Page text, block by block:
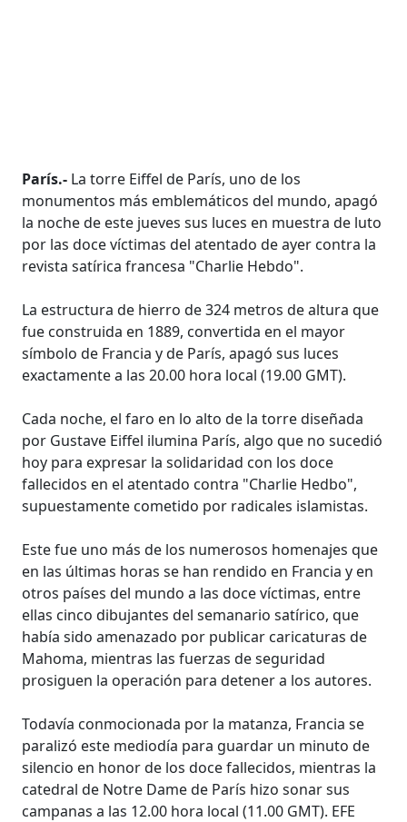
París.- La torre Eiffel de París, uno de los
monumentos más emblemáticos del mundo, apagó
la noche de este jueves sus luces en muestra de luto
por las doce víctimas del atentado de ayer contra la
revista satírica francesa "Charlie Hebdo".
La estructura de hierro de 324 metros de altura que
fue construida en 1889, convertida en el mayor
símbolo de Francia y de París, apagó sus luces
exactamente a las 20.00 hora local (19.00 GMT).
Cada noche, el faro en lo alto de la torre diseñada
por Gustave Eiffel ilumina París, algo que no sucedió
hoy para expresar la solidaridad con los doce
fallecidos en el atentado contra "Charlie Hedbo",
supuestamente cometido por radicales islamistas.
Este fue uno más de los numerosos homenajes que
en las últimas horas se han rendido en Francia y en
otros países del mundo a las doce víctimas, entre
ellas cinco dibujantes del semanario satírico, que
había sido amenazado por publicar caricaturas de
Mahoma, mientras las fuerzas de seguridad
prosiguen la operación para detener a los autores.
Todavía conmocionada por la matanza, Francia se
paralizó este mediodía para guardar un minuto de
silencio en honor de los doce fallecidos, mientras la
catedral de Notre Dame de París hizo sonar sus
campanas a las 12.00 hora local (11.00 GMT). EFE